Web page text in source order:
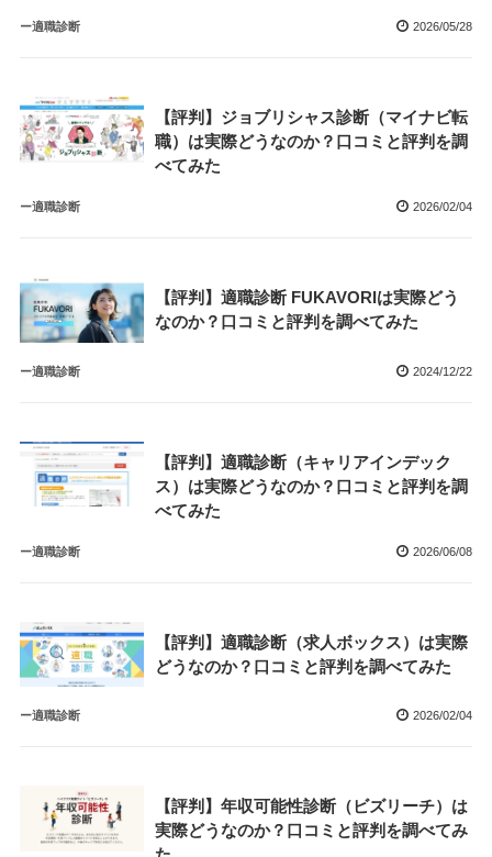
ー適職診断 2026/05/28
【評判】ジョブリシャス診断（マイナビ転
職）は実際どうなのか？口コミと評判を調
べてみた
ー適職診断 2026/02/04
【評判】適職診断 FUKAVORIは実際どう
なのか？口コミと評判を調べてみた
ー適職診断 2024/12/22
【評判】適職診断（キャリアインデック
ス）は実際どうなのか？口コミと評判を調
べてみた
ー適職診断 2026/06/08
【評判】適職診断（求人ボックス）は実際
どうなのか？口コミと評判を調べてみた
ー適職診断 2026/02/04
【評判】年収可能性診断（ビズリーチ）は
実際どうなのか？口コミと評判を調べてみ